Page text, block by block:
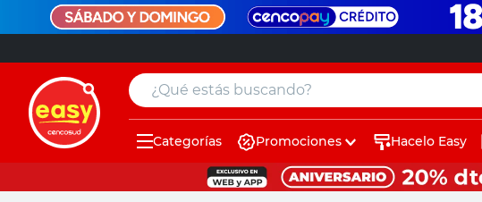
¿Qué estás buscando?
Categorías Promociones Hacelo Easy
muebles